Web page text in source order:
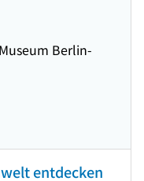
Berlin-
entdecken